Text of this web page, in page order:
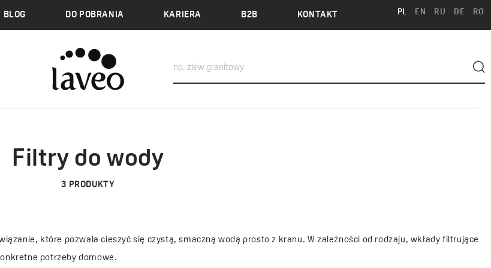
BLOG DO POBRANIA KARIERA B2B KONTAKT PL EN RU DE RO
Filtry do wody
3 PRODUKTY
które pozwala cieszyć się czystą, smaczną wodą prosto z kranu. W zależności od rodzaju, wkłady filtrujące
potrzeby domowe.